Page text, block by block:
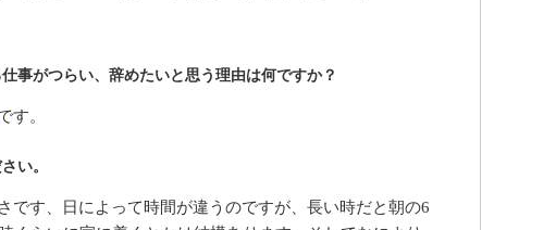
事がつらい、辞めたいと思う理由は何ですか？
す。
い。
です、日によって時間が違うのですが、長い時だと朝の6